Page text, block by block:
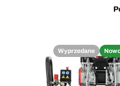
Wyprzedane